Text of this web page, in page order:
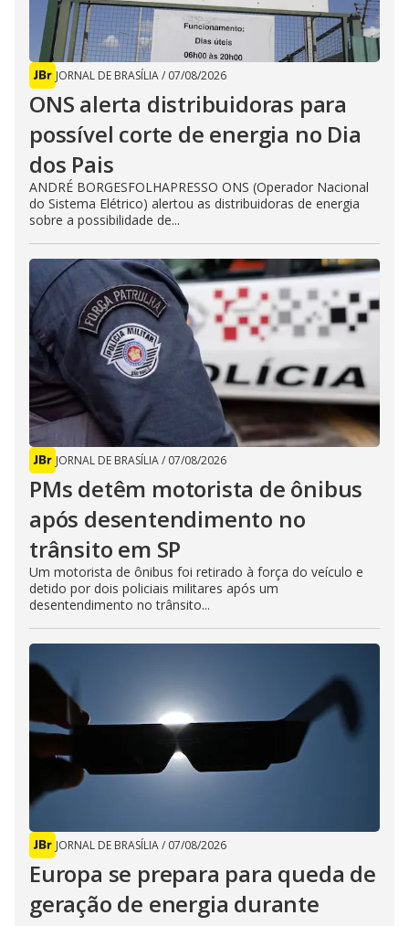
JORNAL DE BRASÍLIA/ 07/08/2026
ONS alerta distribuidoras para
possível corte de energia no Dia
dos Pais
ANDRÉ BORGESFOLHAPRESSO ONS (Operador Nacional
do Sistema Elétrico) alertou as distribuidoras de energia
sobre a possibilidade de...
JORNAL DE BRASÍLIA/ 07/08/2026
PMs detêm motorista de ônibus
após desentendimento no
trânsito em SP
Um motorista de ônibus foi retirado à força do veículo e
detido por dois policiais militares após um
desentendimento no trânsito...
JORNAL DE BRASÍLIA/ 07/08/2026
Europa se prepara para queda de
geração de energia durante